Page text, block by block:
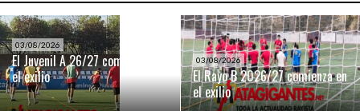
03/08/2026
El Juvenil A 26/27 comienza en
el exilio
03/08/2026
El Rayo B 2026/27 comienza en
el exilio